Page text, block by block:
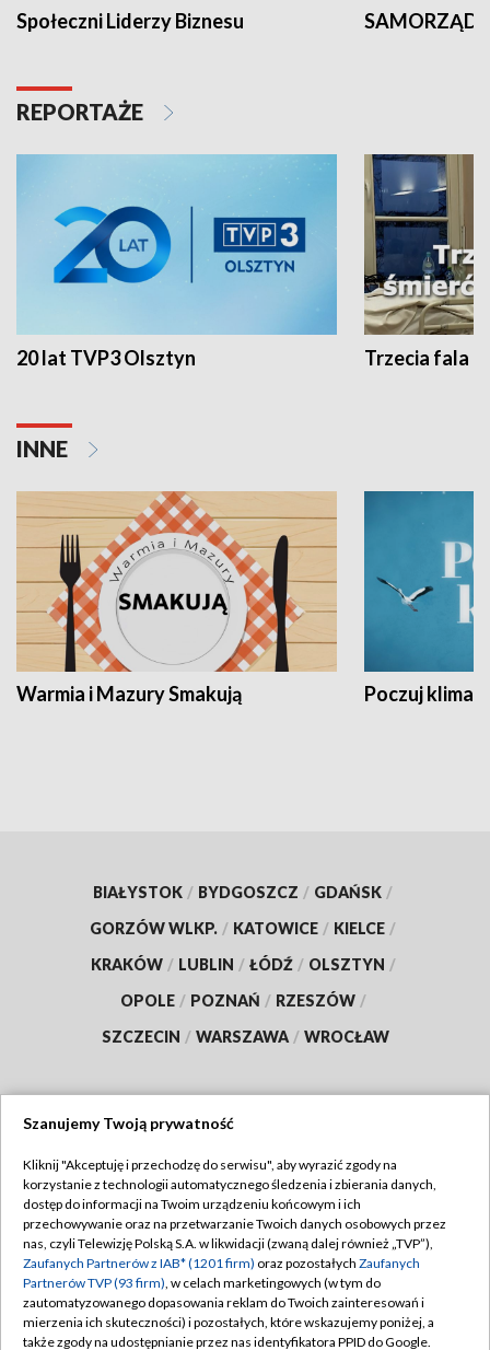
Społeczni Liderzy Biznesu SAMORZĄD
REPORTAŻE
20 lat TVP3 Olsztyn Trzecia fala -
INNE
Warmia i Mazury Smakują Poczuj klimat
BIAŁYSTOK / BYDGOSZCZ / GDAŃSK /
GORZÓW WLKP. / KATOWICE / KIELCE /
KRAKÓW / LUBLIN / ŁÓDŹ / OLSZTYN /
OPOLE / POZNAŃ / RZESZÓW /
SZCZECIN / WARSZAWA / WROCŁAW
TVP
Abonament TVP
Emisja w TVP
Centrum informacji TVP
Naziemna Telewizja Cyfrowa
Regulamin TVP
Polityka prywatności
Moje zgody
Pomoc
Szanujemy Twoją prywatność
Kliknij "Akceptuję i przechodzę do serwisu", aby wyrazić zgody na
korzystanie z technologii automatycznego śledzenia i zbierania danych,
dostęp do informacji na Twoim urządzeniu końcowym i ich
przechowywanie oraz na przetwarzanie Twoich danych osobowych przez
nas, czyli Telewizję Polską S.A. w likwidacji (zwaną dalej również „TVP”),
Zaufanych Partnerów z IAB* (1201 firm) oraz pozostałych Zaufanych
Partnerów TVP (93 firm), w celach marketingowych (w tym do
zautomatyzowanego dopasowania reklam do Twoich zainteresowań i
mierzenia ich skuteczności) i pozostałych, które wskazujemy poniżej, a
także zgody na udostępnianie przez nas identyfikatora PPID do Google.